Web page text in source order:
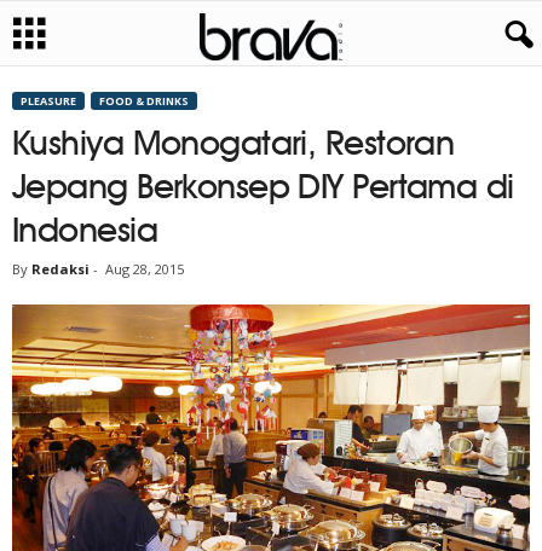
PLEASURE FOOD & DRINKS
Kushiya Monogatari, Restoran
Jepang Berkonsep DIY Pertama di
Indonesia
By Redaksi - Aug 28, 2015